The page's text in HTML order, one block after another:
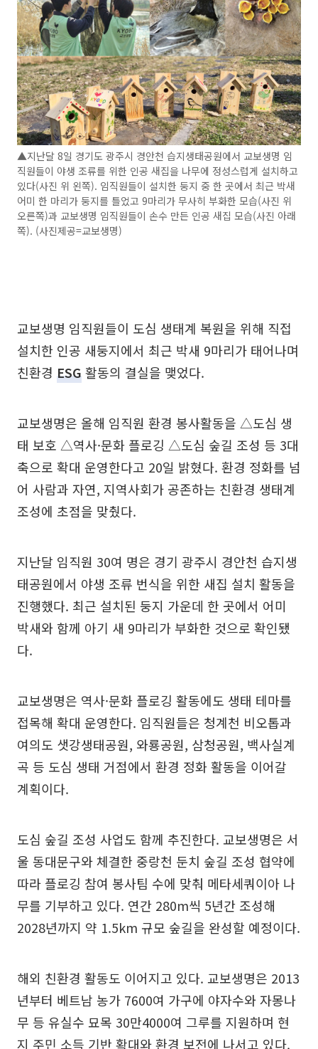
▲지난달 8일 경기도 광주시 경안천 습지생태공원에서 교보생명 임
직원들이 야생 조류를 위한 인공 새집을 나무에 정성스럽게 설치하고
있다(사진 위 왼쪽). 임직원들이 설치한 둥지 중 한 곳에서 최근 박새
어미 한 마리가 둥지를 틀었고 9마리가 무사히 부화한 모습(사진 위
오른쪽)과 교보생명 임직원들이 손수 만든 인공 새집 모습(사진 아래
쪽). (사진제공=교보생명)
교보생명 임직원들이 도심 생태계 복원을 위해 직접
설치한 인공 새둥지에서 최근 박새 9마리가 태어나며
친환경 ESG활동의 결실을 맺었다.
교보생명은 올해 임직원 환경 봉사활동을 △도심 생
태 보호 △역사·문화 플로깅 △도심 숲길 조성 등 3대
축으로 확대 운영한다고 20일 밝혔다. 환경 정화를 넘
어 사람과 자연, 지역사회가 공존하는 친환경 생태계
조성에 초점을 맞췄다.
지난달 임직원 30여 명은 경기 광주시 경안천 습지생
태공원에서 야생 조류 번식을 위한 새집 설치 활동을
진행했다. 최근 설치된 둥지 가운데 한 곳에서 어미
박새와 함께 아기 새 9마리가 부화한 것으로 확인됐
다.
교보생명은 역사·문화 플로깅 활동에도 생태 테마를
접목해 확대 운영한다. 임직원들은 청계천 비오톱과
여의도 샛강생태공원, 와룡공원, 삼청공원, 백사실계
곡 등 도심 생태 거점에서 환경 정화 활동을 이어갈
계획이다.
도심 숲길 조성 사업도 함께 추진한다. 교보생명은 서
울 동대문구와 체결한 중랑천 둔치 숲길 조성 협약에
따라 플로깅 참여 봉사팀 수에 맞춰 메타세쿼이아 나
무를 기부하고 있다. 연간 280m씩 5년간 조성해
2028년까지 약 1.5km 규모 숲길을 완성할 예정이다.
해외 친환경 활동도 이어지고 있다. 교보생명은 2013
년부터 베트남 농가 7600여 가구에 야자수와 자몽나
무 등 유실수 묘목 30만4000여 그루를 지원하며 현
지 주민 소득 기반 확대와 환경 보전에 나서고 있다.